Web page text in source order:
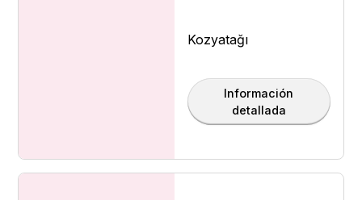
Kozyatağı
Información
detallada